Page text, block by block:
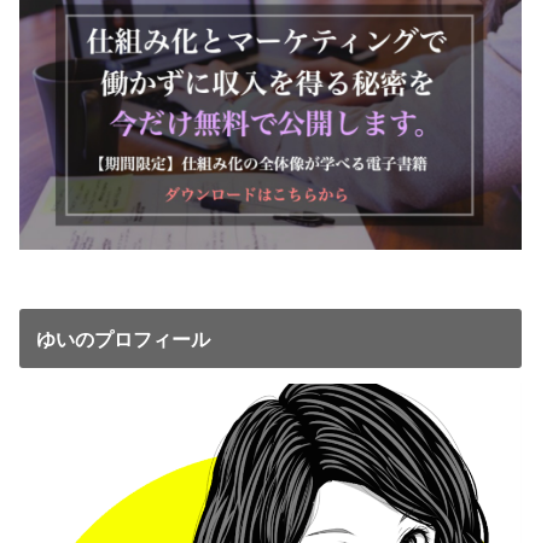
ゆいのプロフィール